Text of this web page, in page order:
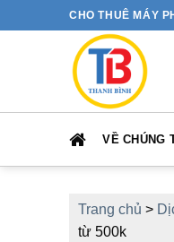
qua
CHO THUÊ MÁY
VỀ CHÚNG
Trang chủ >
từ 500k